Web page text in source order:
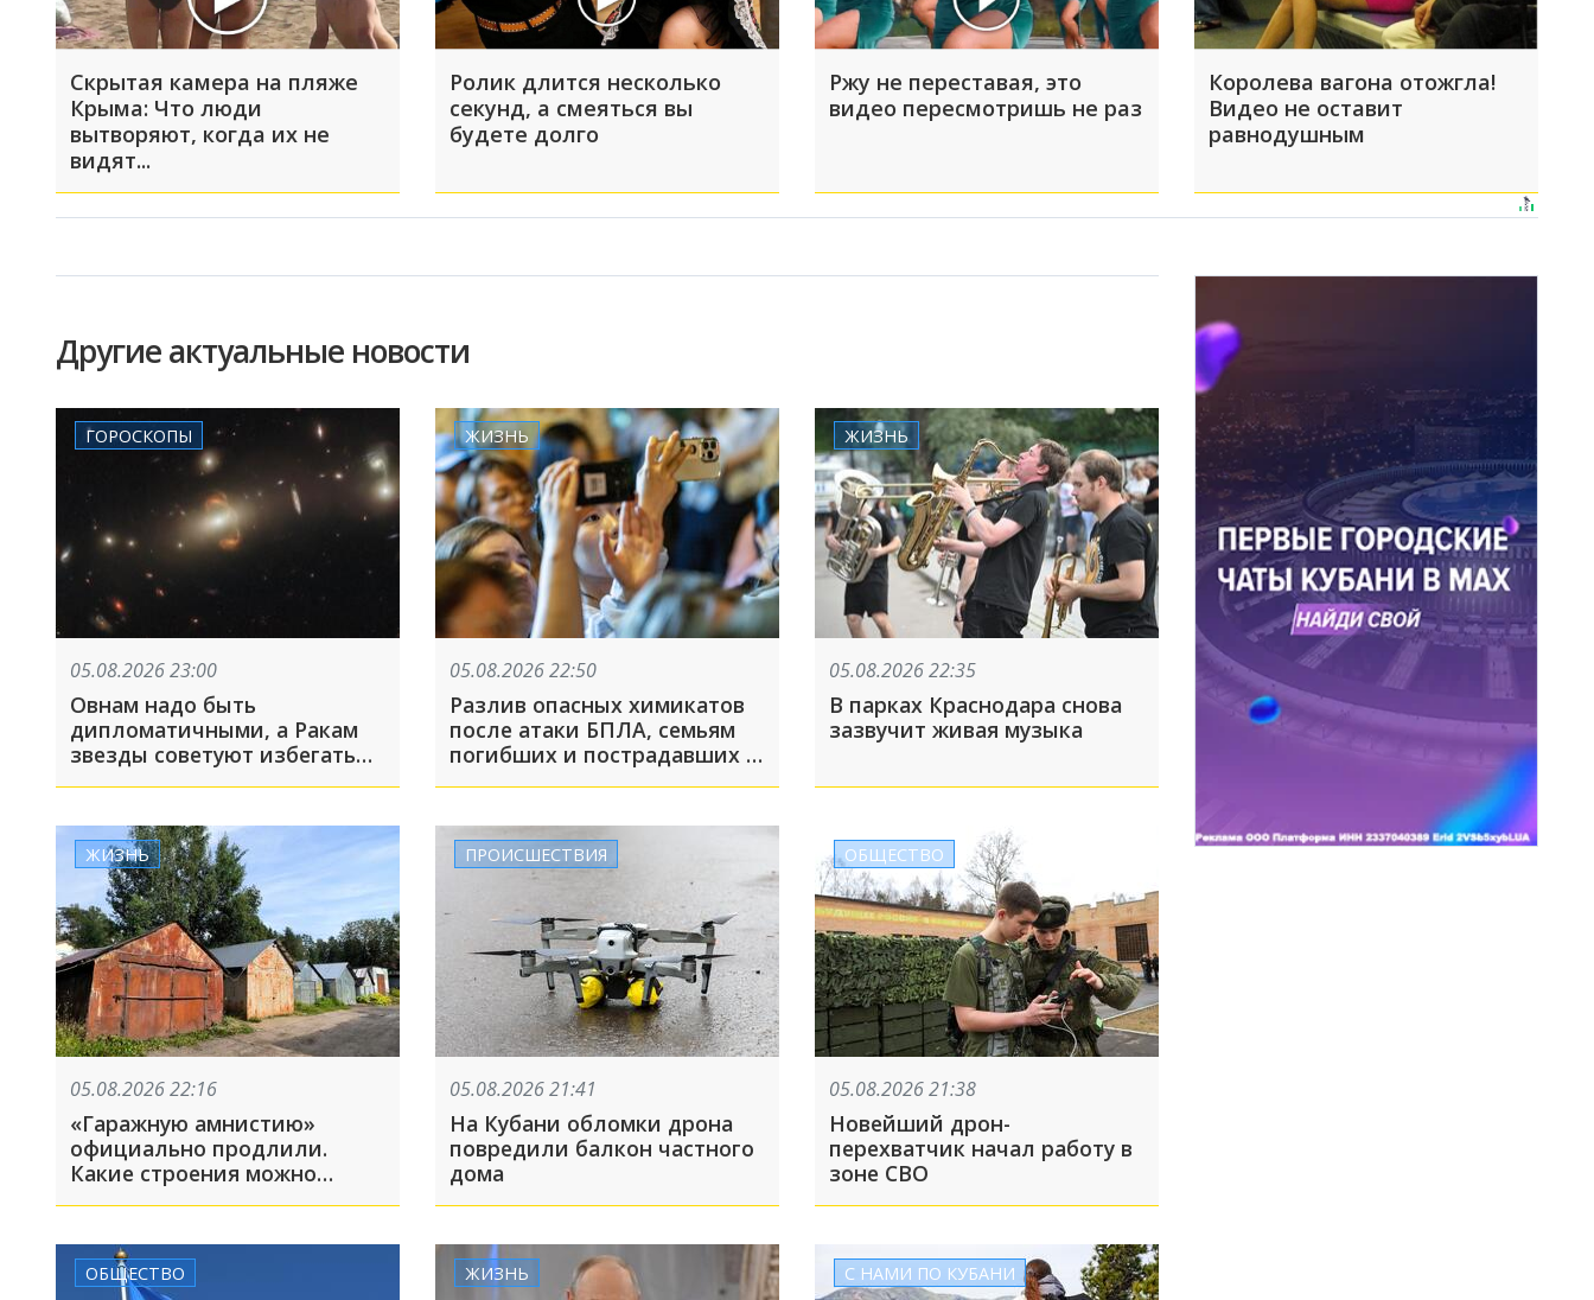
Скрытая камера на пляже
Крыма: Что люди
вытворяют, когда их не
видят...
Ролик длится несколько
секунд, а смеяться вы
будете долго
Ржу не переставая, это
видео пересмотришь не раз
Королева вагона отожгла!
Видео не оставит
равнодушным
Другие актуальные новости
ГОРОСКОПЫ
05.08.2026 23:00
Овнам надо быть
дипломатичными, а Ракам
звезды советуют избегать
критики в личных
ЖИЗНЬ
05.08.2026 22:50
Разлив опасных химикатов
после атаки БПЛА, семьям
погибших и пострадавших в
Архипо-Осиповке помогут
5 августа
ЖИЗНЬ
05.08.2026 22:35
В парках Краснодара снова
зазвучит живая музыка
ЖИЗНЬ
05.08.2026 22:16
«Гаражную амнистию»
официально продлили.
Какие строения можно
зарегистрировать?
ПРОИСШЕСТВИЯ
05.08.2026 21:41
На Кубани обломки дрона
повредили балкон частного
дома
ОБЩЕСТВО
05.08.2026 21:38
Новейший дрон-
перехватчик начал работу в
зоне СВО
ОБЩЕСТВО ЖИЗНЬ С НАМИ ПО КУБАНИ